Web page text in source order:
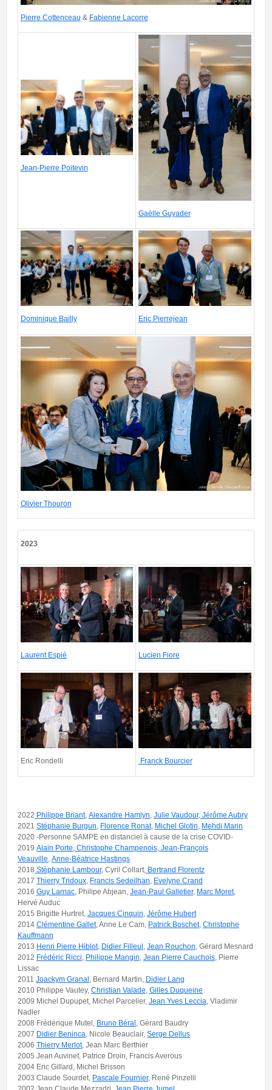
Pierre Cottenceau & Fabienne Lacorre
SAMPEFRANCE-JulietteBanville-93.jpg
Jean-Pierre Poitevin
SAMPEFRANCE-
JulietteBanville-87-1.jpg
Gaëlle Guyader
SAMPEFRANCE-JulietteBanville-97.jpg
Dominique Bailly
SAMPEFRANCE-
JulietteBanville-89.jpg
Eric Pierrejean
SAMPEFRANCE-JulietteBanville-99.jpg
Olivier Thouron
2023
EXPH-2245-691.jpg
Laurent Espié
EXPH-2245-698.jpg
Lucien Fiore
EXPH-2245-704.jpg
Eric Rondelli
EXPH-2245-716.jpg
Franck Bourcier
2022 Philippe Briant, Alexandre Hamlyn Julie Vaudour, Jérôme Aubry
2021 Stéphanie Burgun Florence Ronat, Michel Glotin Mehdi Marin
2020 -Personne SAMPE en distanciel à cause de la crise COVID-
2019 Alain Porte Christophe Champenois Jean-François
Veauville Anne-Béatrice Hastings
2018 Stéphanie Lambour, Cyril Collart, Bertrand Florentz
2017 Thierry Tridoux Francis Sedeilhan Evelyne Crand
2016 Guy Larnac , Philipe Abjean, Jean-Paul Galletier, Marc Moret,
Hervé Auduc
2015 Brigitte Hurtret, Jacques Cinquin Jérôme Hubert
2014 Clémentine Gallet, Anne Le Cam, Patrick Boschet, Christophe
Kauffmann
2013 Henri Pierre Hiblot, Didier Filleul Jean Rouchon , Gérard Mesnard
2012 Frédéric Ricci Philippe Mangin Jean Pierre Cauchois , Pierre
Lissac
2011 Joackym Granal , Bernard Martin, Didier Lang
2010 Philippe Vautey, Christian Valade Gilles Duqueine
2009 Michel Dupupet, Michel Parcelier, Jean Yves Leccia , Vladimir
Nadler
2008 Frédérique Mutel, Bruno Béral , Gérard Baudry
2007 Didier Beninca , Nicole Beauclair, Serge Dellus
2006 Thierry Merlot, Jean Marc Berthier
2005 Jean Auvinet, Patrice Droin, Francis Averous
2004 Eric Gillard, Michel Brisson
2003 Claude Sourdet, Pascale Fournier, René Pinzelli